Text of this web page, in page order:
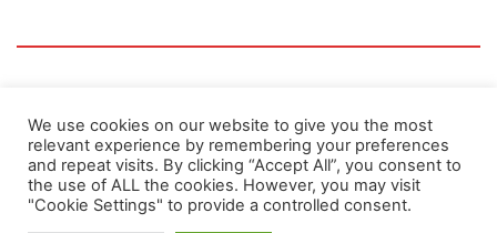
We use cookies on our website to give you the most
relevant experience by remembering your preferences
and repeat visits. By clicking “Accept All”, you consent to
the use of ALL the cookies. However, you may visit
"Cookie Settings" to provide a controlled consent.